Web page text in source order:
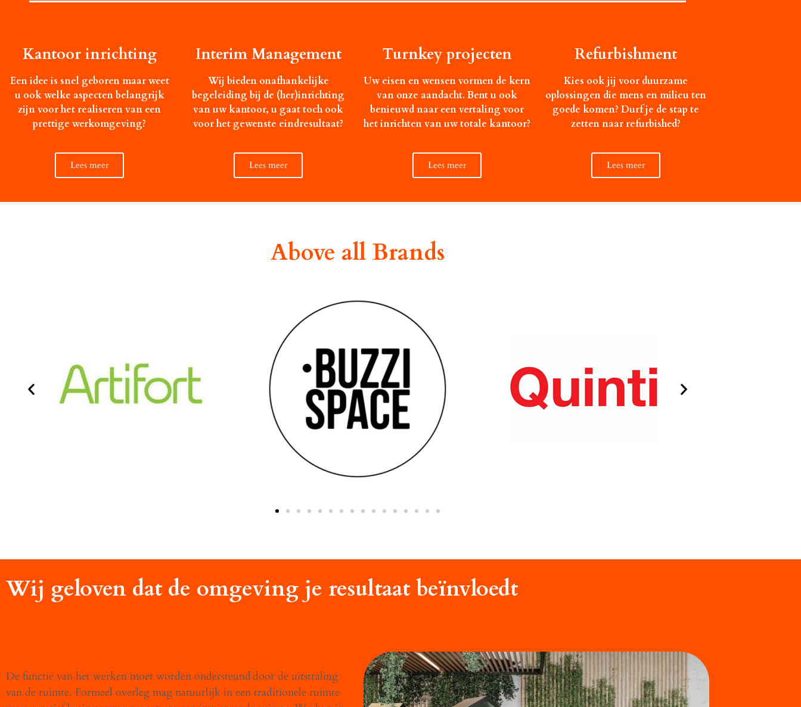
Kantoor inrichting
Een idee is snel geboren maar weet
u ook welke aspecten belangrijk
zijn voor het realiseren van een
prettige werkomgeving?
Lees meer
Interim Management
Wij bieden onafhankelijke
begeleiding bij de (her)inrichting
van uw kantoor, u gaat toch ook
voor het gewenste eindresultaat?
Lees meer
Turnkey projecten
Uw eisen en wensen vormen de kern
van onze aandacht. Bent u ook
benieuwd naar een vertaling voor
het inrichten van uw totale kantoor?
Lees meer
Refurbishment
Kies ook jij voor duurzame
oplossingen die mens en milieu ten
goede komen? Durf je de stap te
zetten naar refurbished?
Lees meer
Above all Brands
Wij geloven dat de omgeving je resultaat beïnvloedt
De functie van het werken moet worden ondersteunddoor de uitstraling
van de ruimte. Formeel overleg mag natuurlijk in een traditionele ruimte